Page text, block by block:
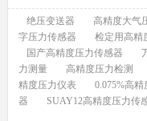
绝压变送器 高精度大气
字压力传感器
检定用高精
国产高精度压力传感器
力测量
高精度压力检测
精度压力仪表
0.075%高
器
SUAY12高精度压力传